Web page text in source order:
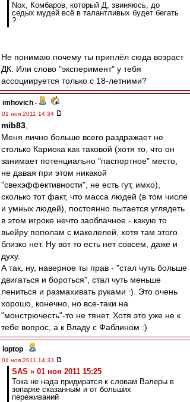
Nox, Комбаров, который Д, звиняюсь, до
седых мудей всё в талантливых будет бегать
?
Не понимаю почему ты приплёл сюда возраст
ДК. Или слово "эксперимент" у тебя
ассоциируется только с 18-летними?
imhovich -
01 ноя 2011 14:34
mib83
Меня лично больше всего раздражает не
столько Кариока как таковой (хотя то, что он
занимает потенциально "паспортное" место,
не давая при этом никакой
"свехэффективности", не есть гут, имхо),
сколько тот факт, что масса людей (в том числе
и умных людей), постоянно пытается углядеть
в этом игроке нечто заоблачное - какую то
вьейру пополам с макелелей, хотя там этого
близко нет. Ну вот то есть нет совсем, даже и
духу.
А так, ну, наверное ты прав - "стал чуть больше
двигаться и бороться", стал чуть меньше
лениться и размахивать руками :). Это очень
хорошо, конечно, но все-таки на
"монстрючесть"-то не тянет. Хотя это уже не к
тебе вопрос, а к Владу с Фаблином :)
loptop -
01 ноя 2011 14:33
SAS » 01 ноя 2011 15:25
Тока не нада придиратся к словам Валеры в
зопарке сказанным и от больших
переживаний